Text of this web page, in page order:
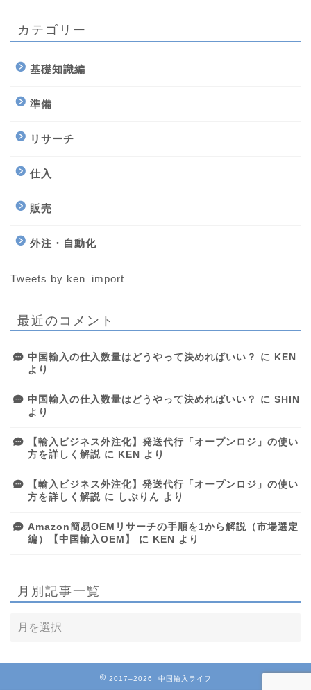
カテゴリー
基礎知識編
準備
リサーチ
仕入
販売
外注・自動化
Tweets by ken_import
最近のコメント
中国輸入の仕入数量はどうやって決めればいい？ に KEN
より
中国輸入の仕入数量はどうやって決めればいい？ に SHIN
より
【輸入ビジネス外注化】発送代行「オープンロジ」の使い
方を詳しく解説 に KEN より
【輸入ビジネス外注化】発送代行「オープンロジ」の使い
方を詳しく解説 に しぶりん より
Amazon簡易OEMリサーチの手順を1から解説（市場選定
編）【中国輸入OEM】
に KEN より
月別記事一覧
2017–2026 中国輸入ライフ